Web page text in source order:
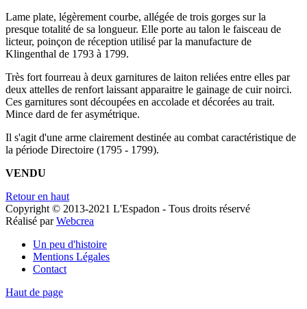
Lame plate, légèrement courbe, allégée de trois gorges sur la
presque totalité de sa longueur. Elle porte au talon le faisceau de
licteur, poinçon de réception utilisé par la manufacture de
Klingenthal de 1793 à 1799.
Très fort fourreau à deux garnitures de laiton reliées entre elles par
deux attelles de renfort laissant apparaitre le gainage de cuir noirci.
Ces garnitures sont découpées en accolade et décorées au trait.
Mince dard de fer asymétrique.
Il s'agit d'une arme clairement destinée au combat caractéristique de
la période Directoire (1795 - 1799).
VENDU
Retour en haut
Copyright © 2013-2021 L'Espadon - Tous droits réservé
Réalisé parWebcrea
Un peu d'histoire
Mentions Légales
Contact
Haut de page